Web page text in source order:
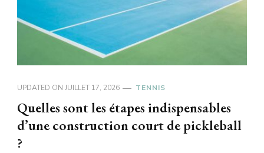
UPDATED ON JUILLET 17, 2026 TENNIS
Quelles sont les étapes indispensables
d’une construction court de pickleball
?